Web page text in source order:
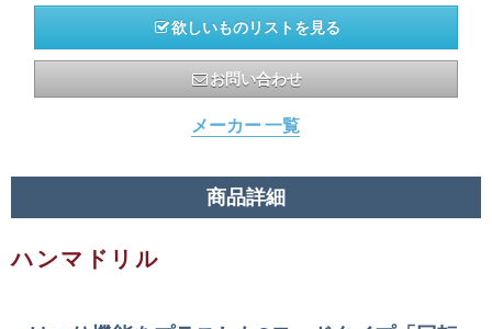
欲しいものリストを見る
お問い合わせ
メーカー 一覧
商品詳細
ハンマドリル